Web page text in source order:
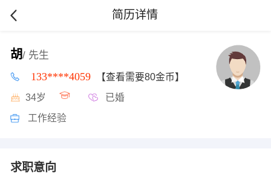
简历详情
胡/ 先生
133****4059 【查看需要80金币】
34岁 已婚
工作经验
求职意向